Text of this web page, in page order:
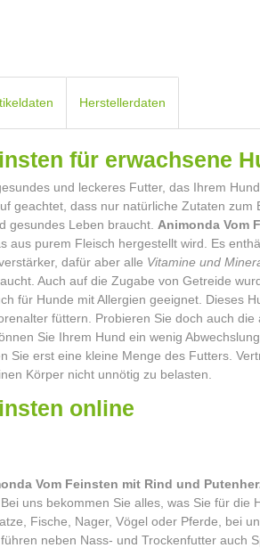
Herstellerdaten
für erwachsene
und leckeres Futter, das Ihrem
geachtet, dass nur natürliche Zutaten zum
gesundes Leben braucht. Animonda Vom
aus purem Fleisch hergestellt wird. Es
dafür aber alle Vitamine und
Auch auf die Zugabe von Getreide
für Hunde mit Allergien geeignet. Dieses
füttern. Probieren Sie doch auch die
Sie Ihrem Hund ein wenig
Sie erst eine kleine Menge des Futters.
Körper nicht unnötig zu belasten.
online
Vom Feinsten mit Rind und
uns bekommen Sie alles, was Sie für die
Fische, Nager, Vögel oder Pferde, bei
neben Nass- und Trockenfutter auch